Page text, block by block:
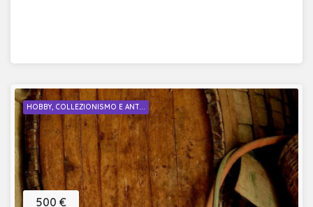
HOBBY, COLLEZIONISMO E ANT...
500 €